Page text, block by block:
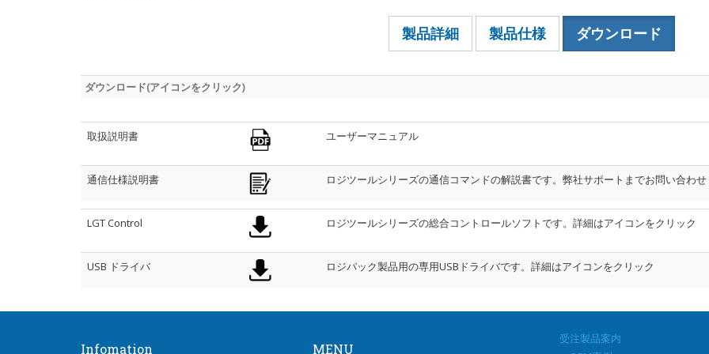
製品詳細 製品仕様 ダウンロード
ダウンロード(アイコンをクリック)
取扱説明書 ユーザーマニュアル
通信仕様説明書 ロジツールシリーズの通信コマンドの解説書です。弊社サポートまでお問い合わせ
LGT Control ロジツールシリーズの総合コントロールソフトです。詳細はアイコンをクリック
USB ドライバ ロジパック製品用の専用USBドライバです。詳細はアイコンをクリック
Infomation MENU
受注製品案内